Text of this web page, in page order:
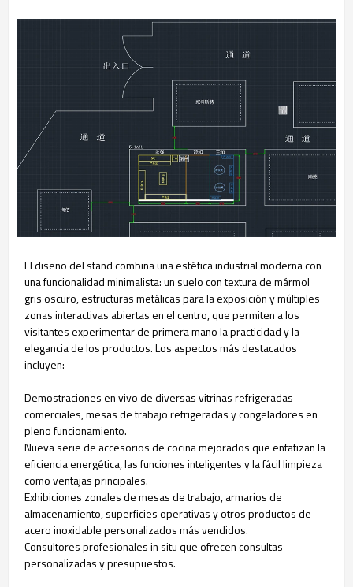
El diseño del stand combina una estética industrial moderna con
una funcionalidad minimalista: un suelo con textura de mármol
gris oscuro, estructuras metálicas para la exposición y múltiples
zonas interactivas abiertas en el centro, que permiten a los
visitantes experimentar de primera mano la practicidad y la
elegancia de los productos. Los aspectos más destacados
incluyen:
Demostraciones en vivo de diversas vitrinas refrigeradas
comerciales, mesas de trabajo refrigeradas y congeladores en
pleno funcionamiento.
Nueva serie de accesorios de cocina mejorados que enfatizan la
eficiencia energética, las funciones inteligentes y la fácil limpieza
como ventajas principales.
Exhibiciones zonales de mesas de trabajo, armarios de
almacenamiento, superficies operativas y otros productos de
acero inoxidable personalizados más vendidos.
Consultores profesionales in situ que ofrecen consultas
personalizadas y presupuestos.